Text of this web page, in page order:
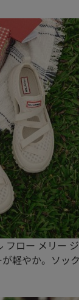
フロー メリー
が軽やか。ソッ